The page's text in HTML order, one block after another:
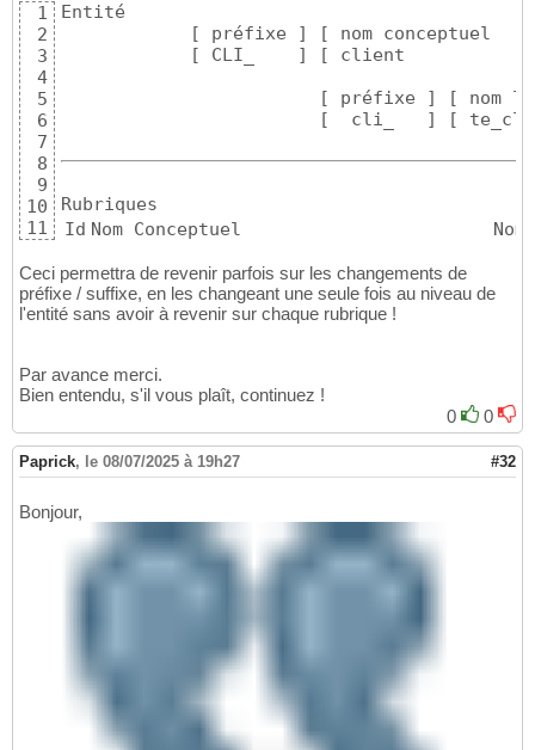
1
2
3
4
5
6
7
8
9
10
11
Entité
[ préfixe ] [ nom conceptuel
[ CLI_    ] [ client
[ préfixe ] [ nom
[  cli_   ] [
Id Nom Conceptuel
- [ CLI_ ][ ENSEIGNE ][ ] CLI_ENSEIGNE
Ceci permettra de revenir parfois sur les changements de
préfixe / suffixe, en les changeant une seule fois au niveau de
l'entité sans avoir à revenir sur chaque rubrique !
Par avance merci.
Bien entendu, s'il vous plaît, continuez !
0
0
Paprick, le 08/07/2025 à 19h27 #32
Bonjour,